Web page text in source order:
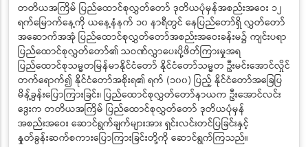
တတိယအကြိမ် ပြည်ထောင်စုလွှတ်တော် ဒုတိယပုံမှန်အစည်းအဝေး ၁၂
ရက်မြောက်နေ့ကို ယနေ့နံနက် ၁၀ နာရီတွင် နေပြည်တော်ရှိ လွှတ်တော်
အဆောက်အအုံ ပြည်ထောင်စုလွှတ်တော်အစည်းအဝေးခန်းမ၌ ကျင်းပရာ
ပြည်ထောင်စုလွှတ်တော်၏ သဝဏ်လွှာပေးပို့ဖိတ်ကြားမှုအရ
ပြည်ထောင်စုသမ္မတမြန်မာနိုင်ငံတော် နိုင်ငံတော်သမ္မတ ဦးမင်းအောင်လှိုင်
တက်ရောက်၍ နိုင်ငံတော်အစိုးရ၏ ရက် (၁၀၀) ပြည့် နိုင်ငံတော်အခြေပြ
မိန့်ခွန်းပြောကြားခြင်း၊ ပြည်ထောင်စုလွှတ်တော်နာယက ဦးအောင်လင်း
ဒွေးက တတိယအကြိမ် ပြည်ထောင်စုလွှတ်တော် ဒုတိယပုံမှန်
အစည်းအဝေး ဆောင်ရွက်ချက်များအား ရှင်းလင်းတင်ပြခြင်းနှင့်
နှုတ်ခွန်းဆက်စကားပြောကြားခြင်းတို့ကို ဆောင်ရွက်ကြသည်။